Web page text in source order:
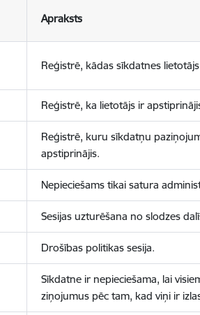
Apraksts
Reģistrē, kādas sīkdatnes
Reģistrē, ka lietotājs ir
Reģistrē, kuru sīkdatņu
apstiprinājis.
Nepieciešams tikai satura
Sesijas uzturēšana no slodzes
Drošības politikas sesija.
Sīkdatne ir nepieciešama, lai
ziņojumus pēc tam, kad viņi ir